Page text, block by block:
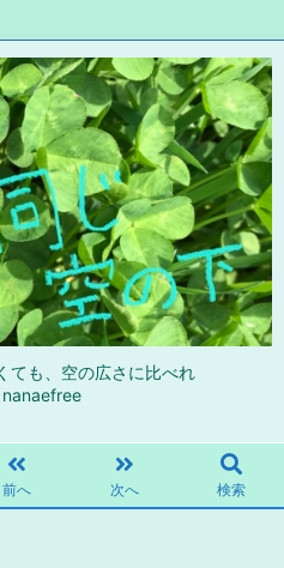
ても、空の広さに比べれ
前へ 次へ 検索